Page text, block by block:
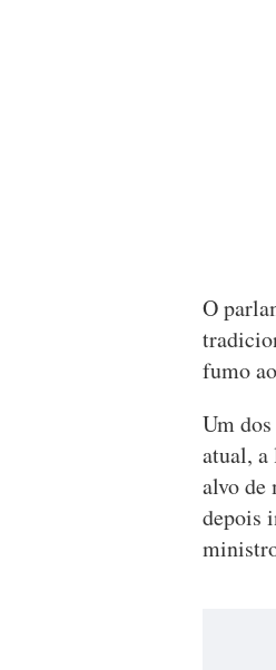
O
fumo
Um
atual, a
alvo de
depois